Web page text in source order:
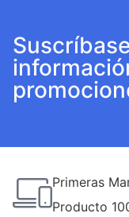
Primeras
Producto